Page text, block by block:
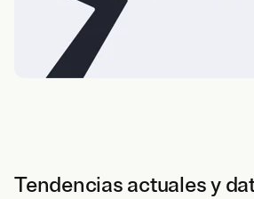
Tendencias actuales y